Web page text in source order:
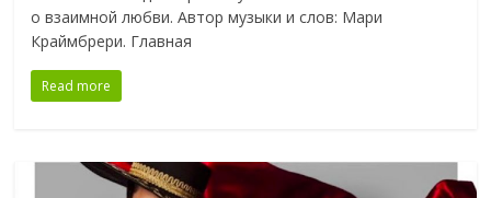
о взаимной любви. Автор музыки и слов: Мари
Краймбрери. Главная
Read more